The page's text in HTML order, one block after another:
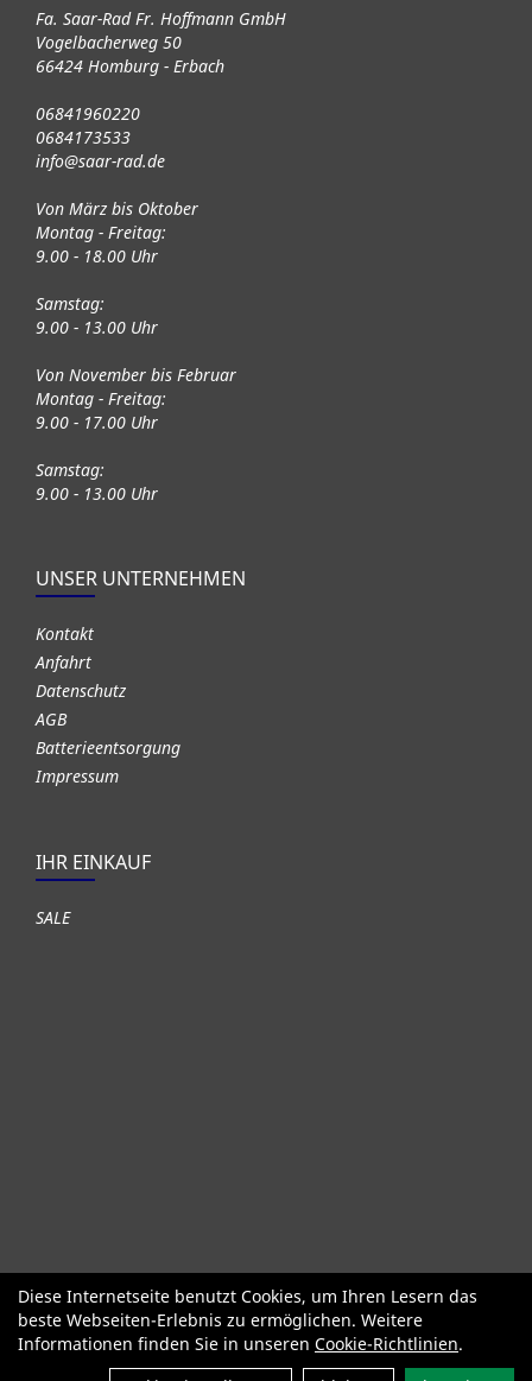
Fa. Saar-Rad Fr. Hoffmann GmbH
Vogelbacherweg 50
66424 Homburg - Erbach
06841960220
0684173533
info@saar-rad.de
Von März bis Oktober
Montag - Freitag:
9.00 - 18.00 Uhr
Samstag:
9.00 - 13.00 Uhr
Von November bis Februar
Montag - Freitag:
9.00 - 17.00 Uhr
Samstag:
9.00 - 13.00 Uhr
UNSER UNTERNEHMEN
Kontakt
Anfahrt
Datenschutz
AGB
Batterieentsorgung
Impressum
IHR EINKAUF
SALE
Fahrräder Gute gebrauchte Fahrräder
Roller + Laufräder
Fahrradzubehör
Fahrradteile
Bekleidung Helme Schuhe
SALE
Neuheiten
Diese Internetseite benutzt Cookies, um Ihren Lesern das
beste Webseiten-Erlebnis zu ermöglichen. Weitere
Informationen finden Sie in unseren Cookie-Richtlinien.